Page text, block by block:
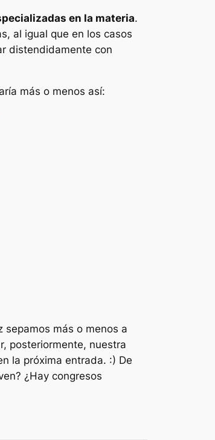
en la materia.
al igual que en los casos
distendidamente con
más o menos así:
sepamos más o menos a
posteriormente, nuestra
la próxima entrada. :) De
¿Hay congresos